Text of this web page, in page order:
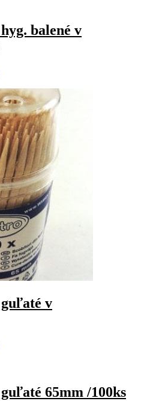
balené v
v
65mm /100ks